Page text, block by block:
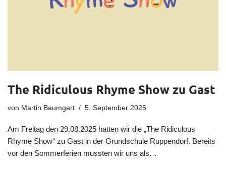
The Ridiculous Rhyme Show zu Gast
von Martin Baumgart 5. September 2025
Am Freitag den 29.08.2025 hatten wir die „The Ridiculous
Rhyme Show“ zu Gast in der Grundschule Ruppendorf. Bereits
vor den Sommerferien mussten wir uns als…